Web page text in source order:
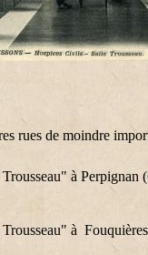
rues de moindre
à Perpignan
à